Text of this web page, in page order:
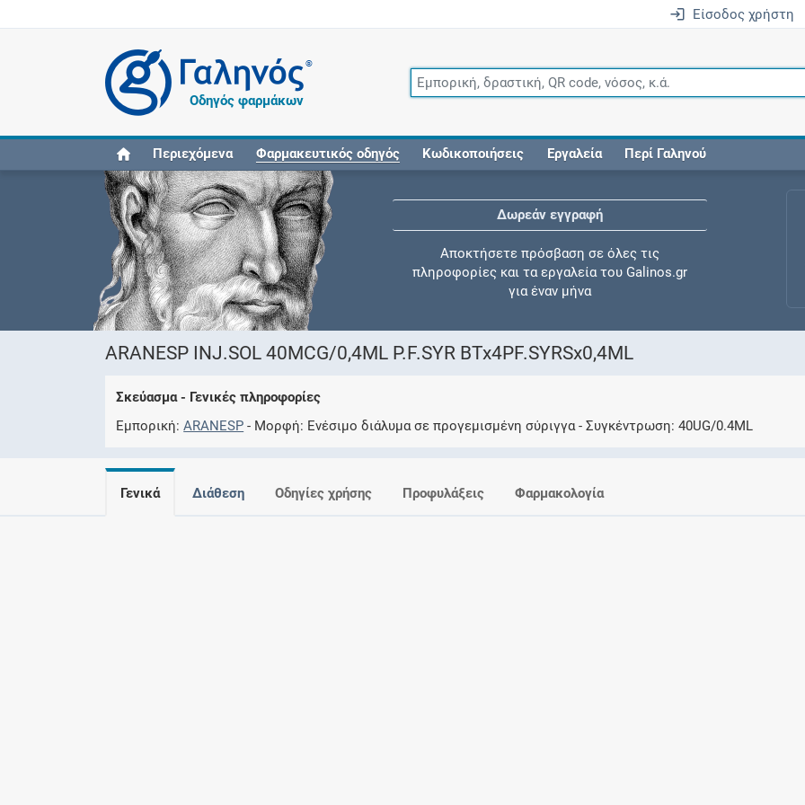
Είσοδος χρήστη
®
Οδηγός φαρμάκων
Περιεχόμενα Φαρμακευτικός οδηγός Κωδικοποιήσεις Εργαλεία Περί Γαληνού
Δωρεάν εγγραφή
Αποκτήσετε πρόσβαση σε όλες τις
πληροφορίες και τα εργαλεία του Galinos.gr
για έναν μήνα
Ελέγξτε την αγωγή σας για αντενδείξεις και
ARANESP INJ.SOL 40MCG/0,4ML P.F.SYR BTx4PF.SYRSx0,4ML
Σκεύασμα - Γενικές πληροφορίες
Εμπορική ARANESP Μορφή Ενέσιμο διάλυμα σε προγεμισμένη σύριγγα Συγκέντρωση 40UG/0.4ML
Γενικά Διάθεση Οδηγίες χρήσης Προφυλάξεις Φαρμακολογία